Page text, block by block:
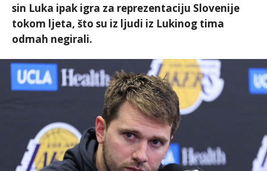
sin Luka ipak igra za reprezentaciju Slovenije
tokom ljeta, što su iz ljudi iz Lukinog tima
odmah negirali.